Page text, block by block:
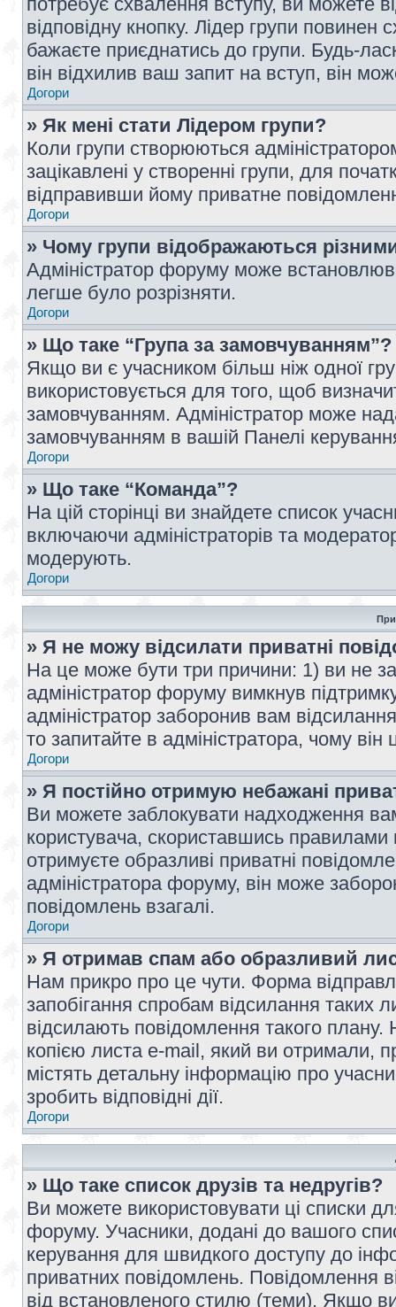
відповідну кнопку. Лідер групи
бажаєте приєднатись до групи. Будь-
він відхилив ваш запит на вступ, він
Догори
» Як мені стати Лідером групи?
Коли групи створюються
зацікавлені у створенні групи, для
відправивши йому приватне
Догори
» Чому групи відображаються
Адміністратор форуму може
легше було розрізняти.
Догори
» Що таке “Група за замовчуванням”?
Якщо ви є учасником більш ніж одної
використовується для того, щоб
замовчуванням. Адміністратор може
замовчуванням в вашій Панелі
Догори
» Що таке “Команда”?
На цій сторінці ви знайдете список
включаючи адміністраторів та
модерують.
Догори
» Я не можу відсилати приватні
На це може бути три причини: 1) ви не
адміністратор форуму вимкнув
адміністратор заборонив вам
то запитайте в адміністратора, чому він
Догори
» Я постійно отримую небажані
Ви можете заблокувати надходження
користувача, скориставшись
отримуєте образливі приватні
адміністратора форуму, він може
повідомлень взагалі.
Догори
» Я отримав спам або образливий
Нам прикро про це чути. Форма
запобігання спробам відсилання таких
відсилають повідомлення такого
копією листа e-mail, який ви отримали,
містять детальну інформацію про
зробить відповідні дії.
Догори
» Що таке список друзів та недругів?
Ви можете використовувати ці списки
форуму. Учасники, додані до вашого
керування для швидкого доступу до
приватних повідомлень. Повідомлення
від встановленого стилю (теми). Якщо